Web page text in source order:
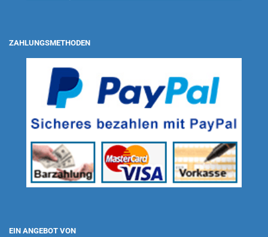
ZAHLUNGSMETHODEN
EIN ANGEBOT VON